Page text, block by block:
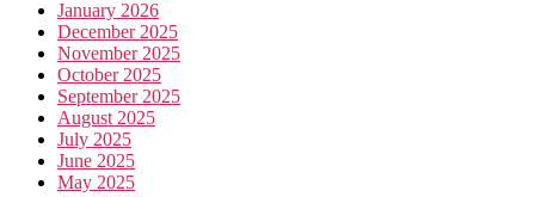
January 2026
December 2025
November 2025
October 2025
September 2025
August 2025
July 2025
June 2025
May 2025